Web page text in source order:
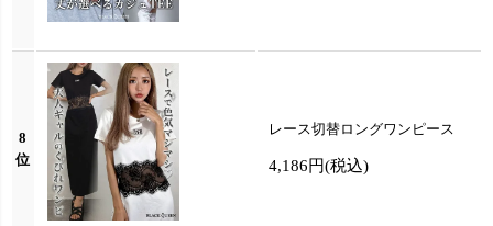
8
位
レース切替ロングワンピース
4,186円(税込)